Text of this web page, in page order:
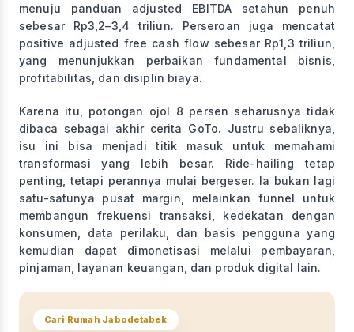
menuju panduan adjusted EBITDA setahun penuh
sebesar Rp3,2–3,4 triliun. Perseroan juga mencatat
positive adjusted free cash flow sebesar Rp1,3 triliun,
yang menunjukkan perbaikan fundamental bisnis,
profitabilitas, dan disiplin biaya.
Karena itu, potongan ojol 8 persen seharusnya tidak
dibaca sebagai akhir cerita GoTo. Justru sebaliknya,
isu ini bisa menjadi titik masuk untuk memahami
transformasi yang lebih besar. Ride-hailing tetap
penting, tetapi perannya mulai bergeser. Ia bukan lagi
satu-satunya pusat margin, melainkan funnel untuk
membangun frekuensi transaksi, kedekatan dengan
konsumen, data perilaku, dan basis pengguna yang
kemudian dapat dimonetisasi melalui pembayaran,
pinjaman, layanan keuangan, dan produk digital lain.
Cari Rumah Jabodetabek